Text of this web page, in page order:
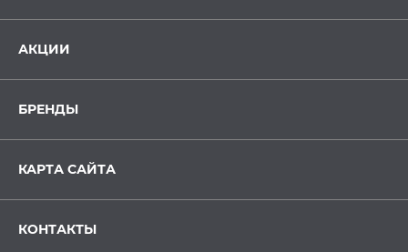
АКЦИИ
БРЕНДЫ
КАРТА САЙТА
КОНТАКТЫ